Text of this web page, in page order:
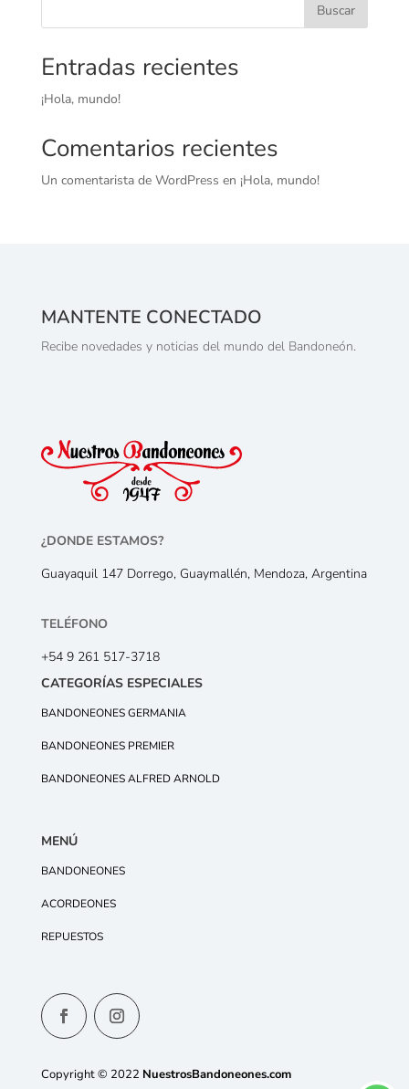
Buscar
Entradas recientes
¡Hola, mundo!
Comentarios recientes
Un comentarista de WordPress en ¡Hola, mundo!
MANTENTE CONECTADO
Recibe novedades y noticias del mundo del Bandoneón.
¿DONDE ESTAMOS?
Guayaquil 147 Dorrego, Guaymallén, Mendoza, Argentina
TELÉFONO
+54 9 261 517-3718
CATEGORÍAS ESPECIALES
BANDONEONES GERMANIA
BANDONEONES PREMIER
BANDONEONES ALFRED ARNOLD
MENÚ
BANDONEONES
ACORDEONES
REPUESTOS
Copyright © 2022 NuestrosBandoneones.com